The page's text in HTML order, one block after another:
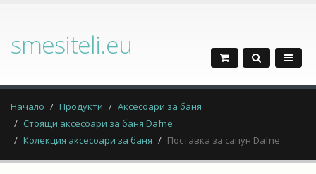
smesiteli.eu
Начало Продукти
Аксесоари за баня
Стоящи аксесоари за баня Dafne
Колекция аксесоари за баня
Поставка за сапун Dafne